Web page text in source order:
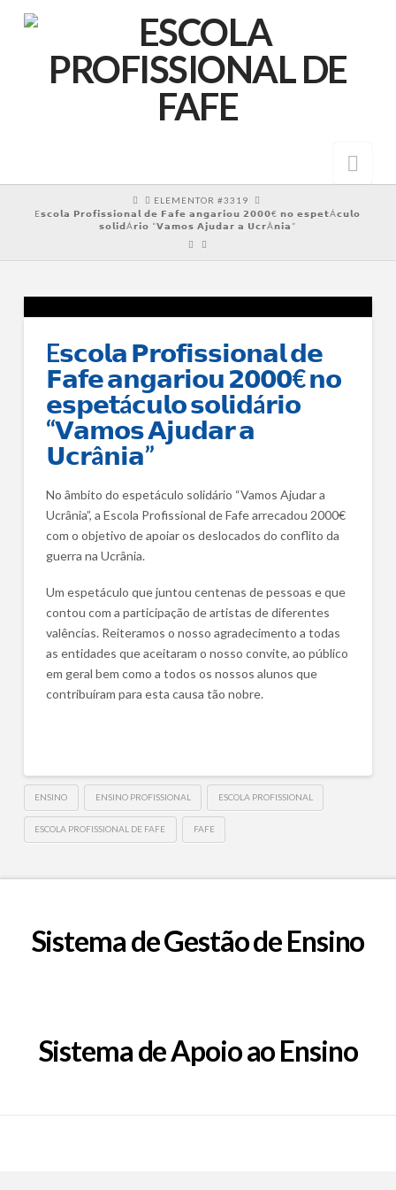
HOMEELEMENTOR #3319
E𝘀𝗰𝗼𝗹𝗮 𝗣𝗿𝗼𝗳𝗶𝘀𝘀𝗶𝗼𝗻𝗮𝗹 𝗱𝗲 𝗙𝗮𝗳𝗲 𝗮𝗻𝗴𝗮𝗿𝗶𝗼𝘂 𝟮𝟬𝟬𝟬€ 𝗻𝗼 𝗲𝘀𝗽𝗲𝘁Á𝗰𝘂𝗹𝗼
𝘀𝗼𝗹𝗶𝗱Á𝗿𝗶𝗼 “𝗩𝗮𝗺𝗼𝘀 𝗔𝗷𝘂𝗱𝗮𝗿 𝗮 𝗨𝗰𝗿Â𝗻𝗶𝗮”
E𝘀𝗰𝗼𝗹𝗮 𝗣𝗿𝗼𝗳𝗶𝘀𝘀𝗶𝗼𝗻𝗮𝗹 𝗱𝗲
𝗙𝗮𝗳𝗲 𝗮𝗻𝗴𝗮𝗿𝗶𝗼𝘂 𝟮𝟬𝟬𝟬€ 𝗻𝗼
𝗲𝘀𝗽𝗲𝘁á𝗰𝘂𝗹𝗼 𝘀𝗼𝗹𝗶𝗱á𝗿𝗶𝗼
“𝗩𝗮𝗺𝗼𝘀 𝗔𝗷𝘂𝗱𝗮𝗿 𝗮
𝗨𝗰𝗿â𝗻𝗶𝗮”
No âmbito do espetáculo solidário “Vamos Ajudar a
Ucrânia”, a Escola Profissional de Fafe arrecadou 2000€
com o objetivo de apoiar os deslocados do conflito da
guerra na Ucrânia.
Um espetáculo que juntou centenas de pessoas e que
contou com a participação de artistas de diferentes
valências. Reiteramos o nosso agradecimento a todas
as entidades que aceitaram o nosso convite, ao público
em geral bem como a todos os nossos alunos que
contribuíram para esta causa tão nobre.
ENSINO ENSINO PROFISSIONAL ESCOLA PROFISSIONAL
ESCOLA PROFISSIONAL DE FAFE FAFE
Sistema de Gestão de Ensino
Sistema de Apoio ao Ensino